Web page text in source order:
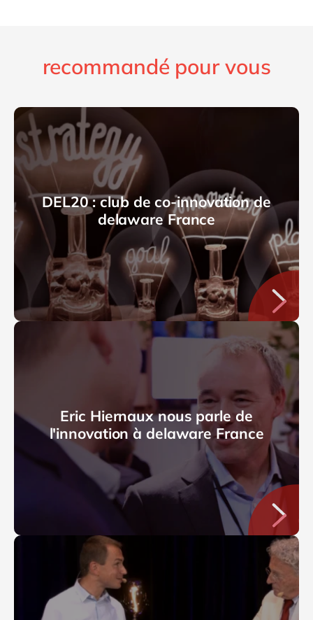
recommandé pour vous
DEL20 : club de co-innovation de
delaware France
Eric Hiernaux nous parle de
l'innovation à delaware France